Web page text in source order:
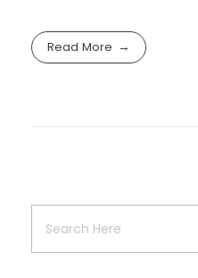
Read More